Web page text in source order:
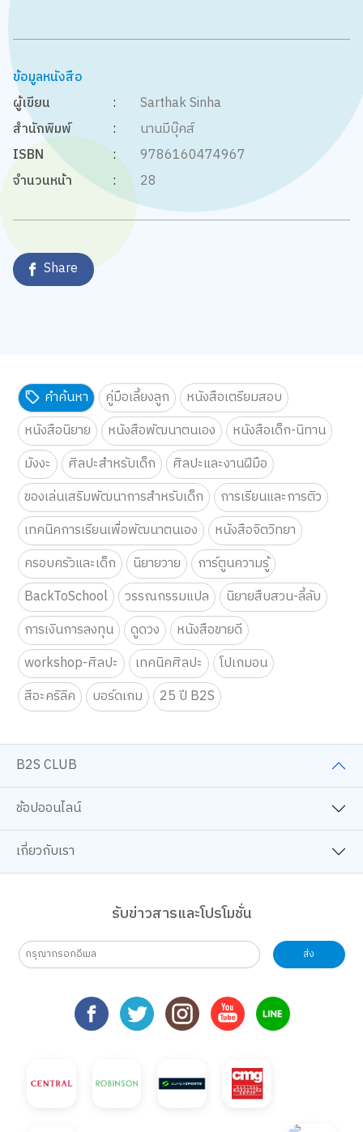
ข้อมูลหนังสือ
ผู้เขียน
:
Sarthak Sinha
สำนักพิมพ์
:
นานมีบุ๊คส์
ISBN
:
9786160474967
จำนวนหน้า
: 28
Share
คำค้นหา คู่มือเลี้ยงลูก
หนังสือเตรียมสอบ
หนังสือนิยาย
หนังสือพัฒนาตนเอง
หนังสือเด็ก-นิทาน
มังงะ
ศิลปะสำหรับเด็ก
ศิลปะและงานฝีมือ
ของเล่นเสริมพัฒนาการสำหรับเด็ก
การเรียนและการติว
เทคนิคการเรียนเพื่อพัฒนาตนเอง
หนังสือจิตวิทยา
ครอบครัวและเด็ก
นิยายวาย
การ์ตูนความรู้
BackToSchool
วรรณกรรมแปล
นิยายสืบสวน-ลี้ลับ
การเงินการลงทุน
ดูดวง
หนังสือขายดี
workshop-ศิลปะ
เทคนิคศิลปะ
โปเกมอน
สีอะคริลิค
บอร์ดเกม 25 ปี B2S
B2S CLUB
ช้อปออนไลน์
เกี่ยวกับเรา
รับข่าวสารและโปรโมชั่น
ส่ง